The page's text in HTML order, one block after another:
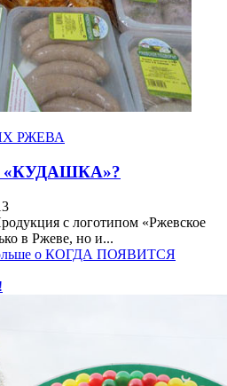
РЖЕВА
с логотипом «Ржевское
в Ржеве, но и...
о КОГДА ПОЯВИТСЯ